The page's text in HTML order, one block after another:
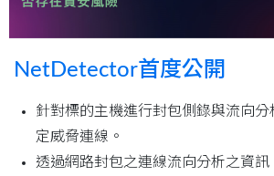
NetDetector首度公開
針對標的主機進行封包側錄與流向分
定威脅連線。
透過網路封包之連線流向分析之資訊